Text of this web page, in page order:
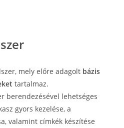
mely előre adagolt bázis
tartalmaz.
berendezésével lehetséges
gyors kezelése, a
valamint címkék készítése